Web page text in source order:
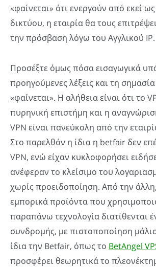
«φαίνεται» ότι ενεργούν από εκεί
δικτύου, η εταιρία θα τους
την πρόσβαση λόγω του Αγγλικού IP.
Προσέξτε όμως πόσα εισαγωγικά
προηγούμενες λέξεις και τη
«φαίνεται». Η αλήθεια είναι ότι το
πυρηνική επιστήμη και η
VPN είναι πανεύκολη από την
Στο παρελθόν η ίδια η betfair δεν
VPN, ενώ είχαν κυκλοφορήσει
ανέφεραν το κλείσιμο του
χωρίς προειδοποίηση. Από την
εμπορικά προϊόντα που
παραπάνω τεχνολογία διατίθενται
συνδρομής, με πιστοποποίηση
ίδια την Betfair, όπως το BetAngel
προσφέρει θεωρητικά το